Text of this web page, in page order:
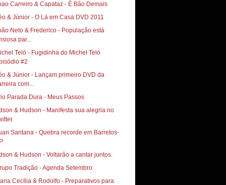
Carreiro & Capataz - É Bão Demais
& Júnior - O Lá em Casa DVD 2011
Neto & Frederico - População está
par...
Teló - Fugidinha do Michel Teló
#2
& Júnior - Lançam primeiro DVD da
com...
Parada Dura - Meus Passos
& Hudson - Manifesta sua alegria no
Santana - Quebra recorde em Barretos-
& Hudson - Voltarão a cantar juntos.
Tradição - Agenda Setembro
Cecília & Rodolfo - Preparativos para